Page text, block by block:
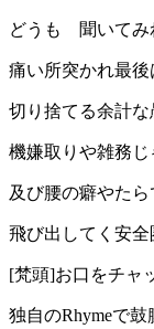
どうも 聞いてみ
痛い所突かれ最
切り捨てる余計
機嫌取りや雑務
及び腰の癖やた
飛び出してく安
[梵頭]お口をチャ
独自のRhymeで鼓